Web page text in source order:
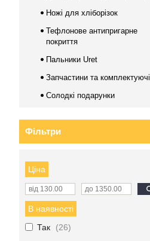
Ножі для хліборізок
Тефлонове антипригарне
покриття
Пальники Uret
Запчастини та комплектуючі
Солодкі подарунки
Фільтри
Ціна
В наявності
Так
26